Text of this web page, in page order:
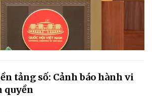
tảng số: Cảnh báo hành vi
quyền